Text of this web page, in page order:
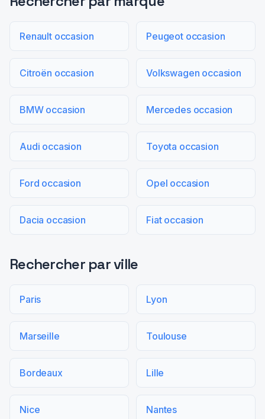
Renault occasion Peugeot occasion
Citroën occasion Volkswagen occasion
BMW occasion Mercedes occasion
Audi occasion Toyota occasion
Ford occasion Opel occasion
Dacia occasion Fiat occasion
Rechercher par ville
Paris Lyon
Marseille Toulouse
Bordeaux Lille
Nice Nantes